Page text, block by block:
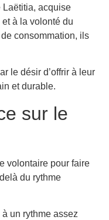
Laëtitia, acquise
à la volonté du
consommation, ils
le désir d’offrir à leur
et durable.
sur le
volontaire pour faire
du rythme
un rythme assez